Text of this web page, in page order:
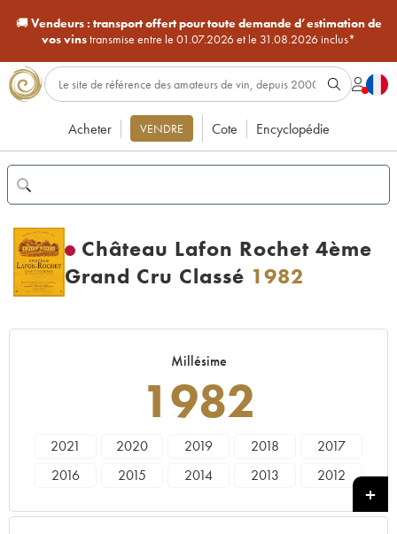
🚚Vendeurs : transport offert pour toute demande d’estimation de
vos vinstransmise entre le 01.07.2026 et le 31.08.2026 inclus*
Acheter VENDRE Cote Encyclopédie
Château Lafon Rochet 4ème
Grand Cru Classé 1982
Millésime
1982
2021 2020 2019 2018
2017
2016
2015 2014 2013
2012